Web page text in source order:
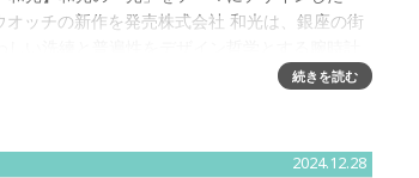
オッチの新作を発売株式会社 和光は、銀座の街
ウオッチ」からエレガントなラウンド型の新作
続きを読む
2024.12.28